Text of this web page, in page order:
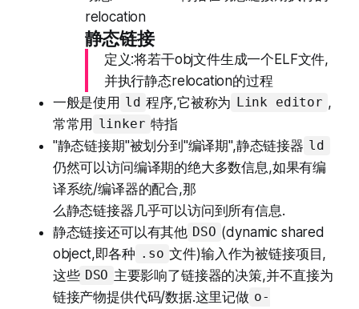
relocation
静态链接
定义:将若干obj文件生成一个ELF文件,
并执行静态relocation的过程
一般是使用 ld 程序,它被称为 Link editor ,
常常用 linker 特指
"静态链接期"被划分到"编译期",静态链接器 ld
仍然可以访问编译期的绝大多数信息,如果有编
译系统/编译器的配合,那
么静态链接器几乎可以访问到所有信息.
静态链接还可以有其他 DSO (dynamic shared
object,即各种 .so 文件)输入作为被链接项目,
这些 DSO 主要影响了链接器的决策,并不直接为
链接产物提供代码/数据.这里记做 o-